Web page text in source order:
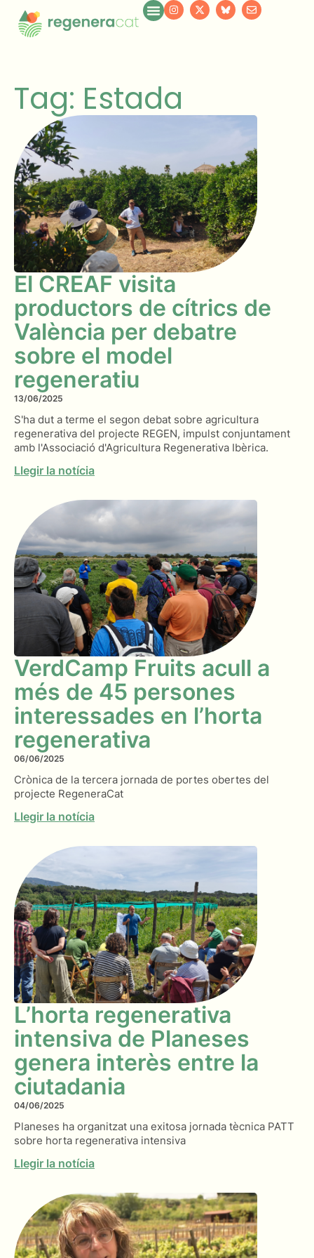
Tag: Estada
El CREAF visita
productors de cítrics de
València per debatre
sobre el model
regeneratiu
13/06/2025
S'ha dut a terme el segon debat sobre agricultura
regenerativa del projecte REGEN, impulst conjuntament
amb l'Associació d'Agricultura Regenerativa Ibèrica.
Llegir la notícia
VerdCamp Fruits acull a
més de 45 persones
interessades en l’horta
regenerativa
06/06/2025
Crònica de la tercera jornada de portes obertes del
projecte RegeneraCat
Llegir la notícia
L’horta regenerativa
intensiva de Planeses
genera interès entre la
ciutadania
04/06/2025
Planeses ha organitzat una exitosa jornada tècnica PATT
sobre horta regenerativa intensiva
Llegir la notícia